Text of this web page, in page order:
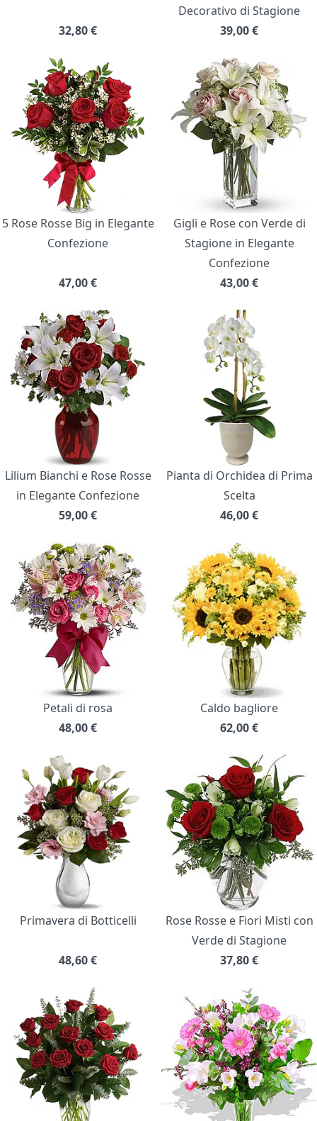
32,80€
Decorativo di Stagione
39,00€
5 Rose Rosse Big in Elegante
Confezione
47,00€
Gigli e Rose con Verde di
Stagione in Elegante
Confezione
43,00€
Lilium Bianchi e Rose Rosse
in Elegante Confezione
59,00€
Pianta di Orchidea di Prima
Scelta
46,00€
Petali di rosa
48,00€
Caldo bagliore
62,00€
Primavera di Botticelli
48,60€
Rose Rosse e Fiori Misti con
Verde di Stagione
37,80€